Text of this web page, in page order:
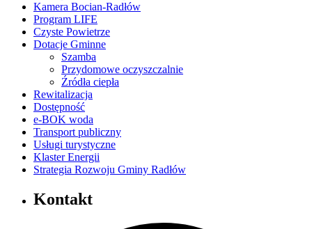
Kamera Bocian-Radłów
Program LIFE
Czyste Powietrze
Dotacje Gminne
Szamba
Przydomowe oczyszczalnie
Źródła ciepła
Rewitalizacja
Dostępność
e-BOK woda
Transport publiczny
Usługi turystyczne
Klaster Energii
Strategia Rozwoju Gminy Radłów
Kontakt